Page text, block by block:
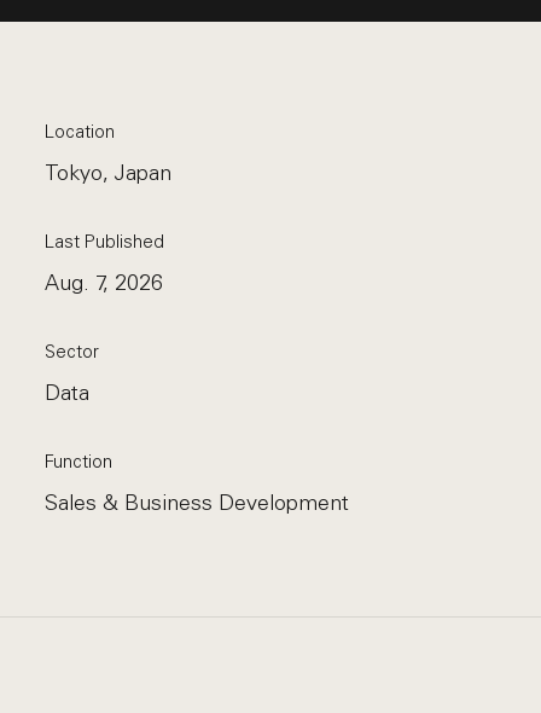
Location
Tokyo, Japan
Last Published
Aug. 7, 2026
Sector
Data
Function
Sales & Business Development